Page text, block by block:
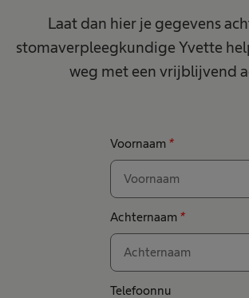
Laat dan hier je gegevens
stomaverpleegkundige Yvette
weg met een vrijblijvend
Voornaam *
Achternaam *
Telefoonnu